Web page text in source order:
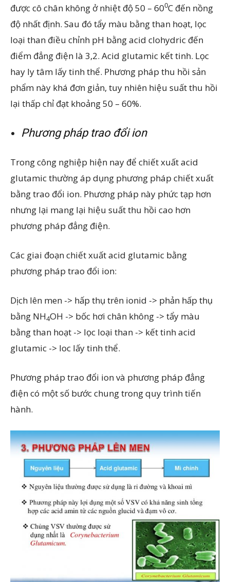
được cô chân không ở nhiệt độ 50 – 600C đến nồng
độ nhất định. Sau đó tẩy màu bằng than hoạt, lọc
loại than điều chỉnh pH bằng acid clohydric đến
điểm đẳng điện là 3,2. Acid glutamic kết tinh. Lọc
hay ly tâm lấy tinh thể. Phương pháp thu hồi sản
phẩm này khá đơn giản, tuy nhiên hiệu suất thu hồi
lại thấp chỉ đạt khoảng 50 – 60%.
Phương pháp trao đổi ion
Trong công nghiệp hiện nay để chiết xuất acid
glutamic thường áp dụng phương pháp chiết xuất
bằng trao đổi ion. Phương pháp này phức tạp hơn
nhưng lại mang lại hiệu suất thu hồi cao hơn
phương pháp đẳng điện.
Các giai đoạn chiết xuất acid glutamic bằng
phương pháp trao đổi ion:
Dịch lên men -> hấp thụ trên ionid -> phản hấp thụ
bằng NH4OH -> bốc hơi chân không -> tẩy màu
bằng than hoạt -> lọc loại than -> kết tinh acid
glutamic -> loc lấy tinh thể.
Phương pháp trao đổi ion và phương pháp đẳng
điện có một số bước chung trong quy trình tiến
hành.